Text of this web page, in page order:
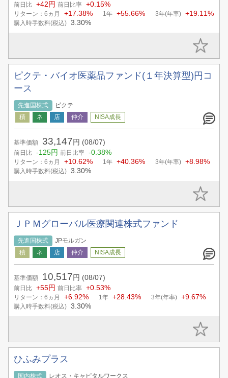
前日比 +42円 前日比率 +0.15%
リターン：6ヵ月 +17.38% 1年 +55.66% 3年(年率) +19.11%
購入時手数料(税込) 3.30%
ピクテ・バイオ医薬品ファンド(１年決算型)円コ
ース
先進国株式 ピクテ
基準価額 33,147 円 (08/07)
前日比 -125円 前日比率 -0.38%
リターン：6ヵ月 +10.62% 1年 +40.36% 3年(年率) +8.98%
購入時手数料(税込) 3.30%
ＪＰＭグローバル医療関連株式ファンド
先進国株式 JPモルガン
基準価額 10,517 円 (08/07)
前日比 +55円 前日比率 +0.53%
リターン：6ヵ月 +6.92% 1年 +28.43% 3年(年率) +9.67%
購入時手数料(税込) 3.30%
ひふみプラス
国内株式 レオス・キャピタルワークス